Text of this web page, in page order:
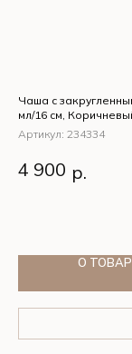
Чаша с
мл/16 см,
Артикул: 234334
Чаша с
Carbone 1000
4 900 р.
О